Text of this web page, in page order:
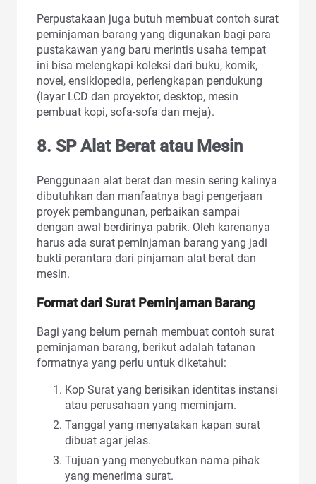
Perpustakaan juga butuh membuat contoh surat
peminjaman barang yang digunakan bagi para
pustakawan yang baru merintis usaha tempat
ini bisa melengkapi koleksi dari buku, komik,
novel, ensiklopedia, perlengkapan pendukung
(layar LCD dan proyektor, desktop, mesin
pembuat kopi, sofa-sofa dan meja).
8. SP Alat Berat atau Mesin
Penggunaan alat berat dan mesin sering kalinya
dibutuhkan dan manfaatnya bagi pengerjaan
proyek pembangunan, perbaikan sampai
dengan awal berdirinya pabrik. Oleh karenanya
harus ada surat peminjaman barang yang jadi
bukti perantara dari pinjaman alat berat dan
mesin.
Format dari Surat Peminjaman Barang
Bagi yang belum pernah membuat contoh surat
peminjaman barang, berikut adalah tatanan
formatnya yang perlu untuk diketahui:
Kop Surat yang berisikan identitas instansi
atau perusahaan yang meminjam.
Tanggal yang menyatakan kapan surat
dibuat agar jelas.
Tujuan yang menyebutkan nama pihak
yang menerima surat.